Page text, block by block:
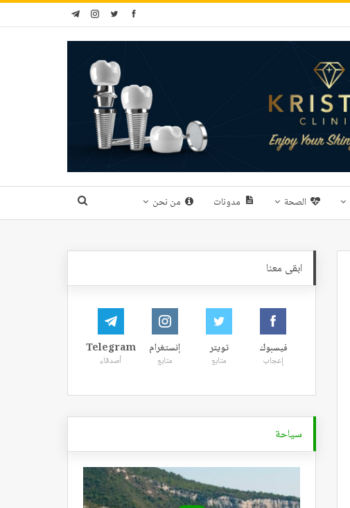
الصحة مدونات من نحن
ابقى معنا
فيسبوك
إعجاب
تويتر
متابع
إنستغرام
متابع
Telegram
أصدقاء
سياحة